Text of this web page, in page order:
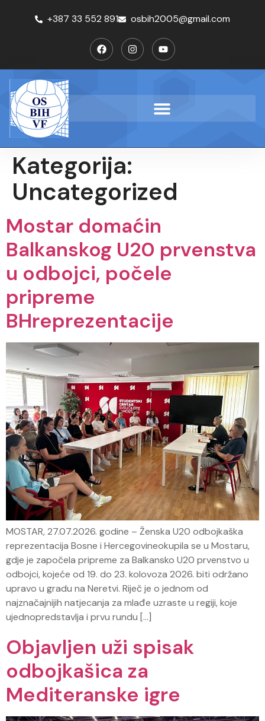
+387 33 552 891 osbih2005@gmail.com
Kategorija:
Uncategorized
Mostar domaćin
Balkanskog U20 prvenstva
u odbojci, počele
pripreme
BHreprezentacije
MOSTAR, 27.07.2026. godine – Ženska U20 odbojkaška
reprezentacija Bosne i Hercegovineokupila se u Mostaru,
gdje je započela pripreme za Balkansko U20 prvenstvo u
odbojci, kojeće od 19. do 23. kolovoza 2026. biti održano
upravo u gradu na Neretvi. Riječ je o jednom od
najznačajnijih natjecanja za mlađe uzraste u regiji, koje
ujednopredstavlja i prvu rundu […]
Objavljen uži spisak
odbojkašica za
Mediteranske igre